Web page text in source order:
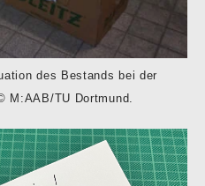
des Bestands bei der
M:AAB/TU Dortmund.